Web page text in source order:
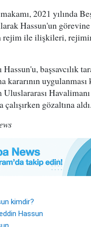
2021 yılında
Hassun'un
rejim ile ilişkileri,
başsavcılık
kararının uygulanması
gözaltına aldı.
kimdir?
Hassun